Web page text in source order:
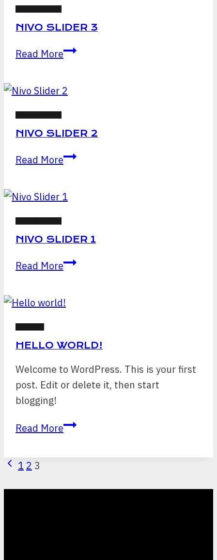
NIVO SLIDER 3
Read MoreNivo
NIVO SLIDER 2
Read MoreNivo
NIVO SLIDER 1
Read MoreNivo
HELLO WORLD!
Welcome to WordPress. This is your first
post. Edit or delete it, then start
blogging!
Read MoreHello
PAGE
Forrige
1 2 3